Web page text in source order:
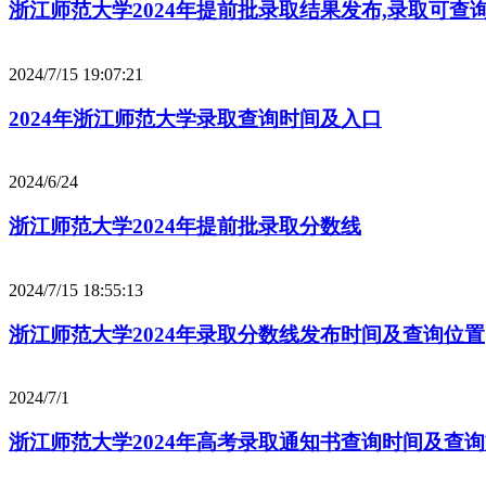
浙江师范大学2024年提前批录取结果发布,录取可查
2024/7/15 19:07:21
2024年浙江师范大学录取查询时间及入口
2024/6/24
浙江师范大学2024年提前批录取分数线
2024/7/15 18:55:13
浙江师范大学2024年录取分数线发布时间及查询位置
2024/7/1
浙江师范大学2024年高考录取通知书查询时间及查